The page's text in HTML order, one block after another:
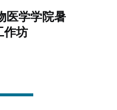
医学学院暑
作坊